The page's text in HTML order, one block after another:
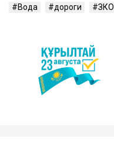
Вода дороги ЗКО